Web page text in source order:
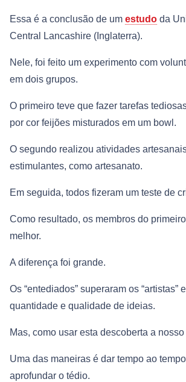
Essa é a conclusão de um estudo da
Central Lancashire (Inglaterra).
Nele, foi feito um experimento com
em dois grupos.
O primeiro teve que fazer tarefas
por cor feijões misturados em um bowl.
O segundo realizou atividades
estimulantes, como artesanato.
Em seguida, todos fizeram um teste de
Como resultado, os membros do
melhor.
A diferença foi grande.
Os “entediados” superaram os “artistas”
quantidade e qualidade de ideias.
Mas, como usar esta descoberta a
Uma das maneiras é dar tempo ao
aprofundar o tédio.